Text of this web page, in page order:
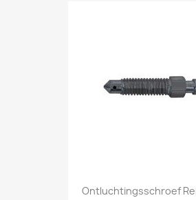
Ontluchtingsschroef